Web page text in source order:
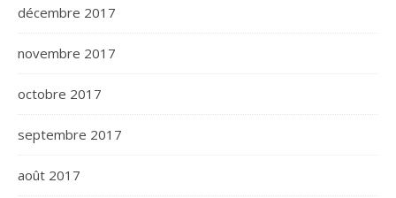
décembre 2017
novembre 2017
octobre 2017
septembre 2017
août 2017